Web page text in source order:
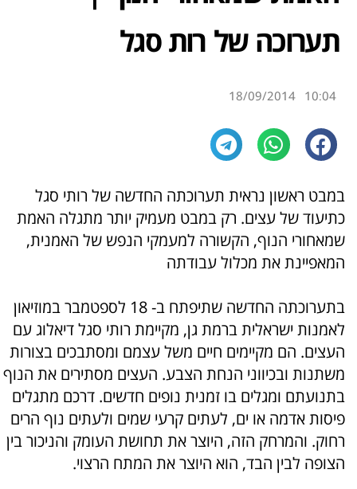
תערוכה של רות סגל
10:04
18/09/2014
במבט ראשון נראית תערוכתה החדשה של רותי סגל
כתיעוד של עצים. רק במבט מעמיק יותר מתגלה האמת
שמאחורי הנוף, הקשורה למעמקי הנפש של האמנית,
המאפיינת את מכלול עבודתה
בתערוכתה החדשה שתיפתח ב- 18 לספטמבר במוזיאון
לאמנות ישראלית ברמת גן, מקיימת רותי סגל דיאלוג עם
העצים. הם מקיימים חיים משל עצמם ומסתבכים בצורות
משתנות ובכיווני הנחת הצבע. העצים מסתירים את הנוף
בתנועתם ומגלים בו זמנית נופים חדשים. דרכם מתגלים
פיסות אדמה או ים, לעתים קרעי שמים ולעתים נוף הרים
רחוק. והמרחק הזה, היוצר את תחושת העומק והניכור בין
הצופה לבין הבד, הוא היוצר את המתח הרצוי.